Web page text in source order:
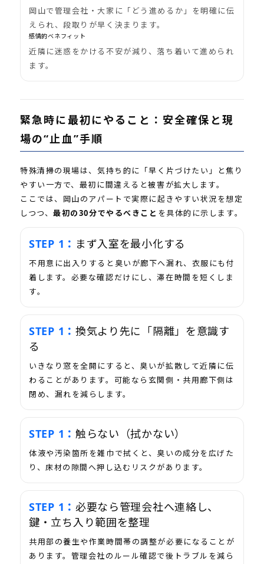
岡山で管理会社・大家に「どう進めるか」を明確に伝
えられ、段取りが早く決まります。
感情的ベネフィット
近隣に迷惑をかける不安が減り、落ち着いて進められ
ます。
緊急時に最初にやること：安全確保と現
場の“止血”手順
特殊清掃の現場は、気持ち的に「早く片づけたい」と焦り
やすい一方で、最初に間違えると被害が拡大します。
ここでは、岡山のアパートで実際に起きやすい状況を想定
しつつ、最初の30分でやるべきこと を具体的に示します。
まず入室を最小化する
不用意に出入りすると臭いが廊下へ漏れ、衣服にも付
着します。必要な確認だけにし、滞在時間を短くしま
す。
換気より先に「隔離」を意識す
る
いきなり窓を全開にすると、臭いが拡散して近隣に伝
わることがあります。可能なら玄関側・共用廊下側は
閉め、漏れを減らします。
触らない（拭かない）
体液や汚染箇所を雑巾で拭くと、臭いの成分を広げた
り、床材の隙間へ押し込むリスクがあります。
必要なら管理会社へ連絡し、
鍵・立ち入り範囲を整理
共用部の養生や作業時間帯の調整が必要になることが
あります。管理会社のルール確認で後トラブルを減ら